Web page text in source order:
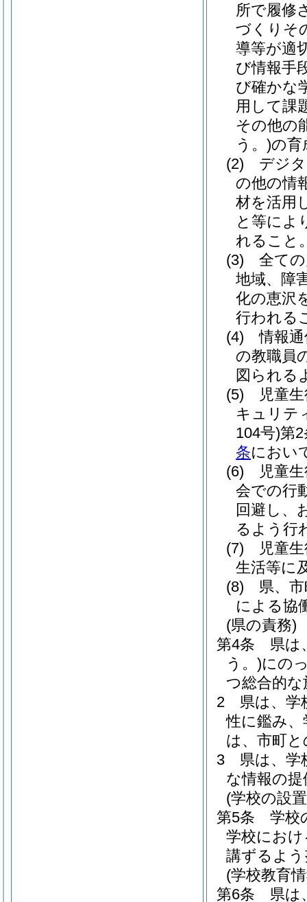
所で履修
づくりそ
導等が適
び情報手
び確かな
用して課
その他の
う。)の育
(2)
デジ
の他の情
材を活用
と等によ
れること
(3)
全て
地域、障
化の恵沢
行われる
(4)
情報
の教職員
図られる
(5)
児童
キュリテ
104号)第
条におい
(6)
児童
会での行
回避し、
るよう行
(7)
児童
生活等に
(8)
県、
による協
(県の責務)
第4条
県は
う。)にの
つ総合的
2
県は、学
性に鑑み
は、市町
3
県は、学
な情報の
(学校の設
第5条
学校
学校にお
講ずるよ
(学校教育
第6条
県は